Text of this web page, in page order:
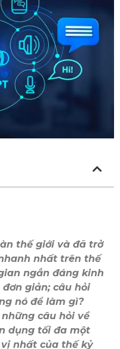
thế giới và đã trở
nhất trên thế
ngắn đáng kinh
đơn giản; câu hỏi
nó để làm gì?
câu hỏi về
dụng tối đa một
nhất của thế kỷ